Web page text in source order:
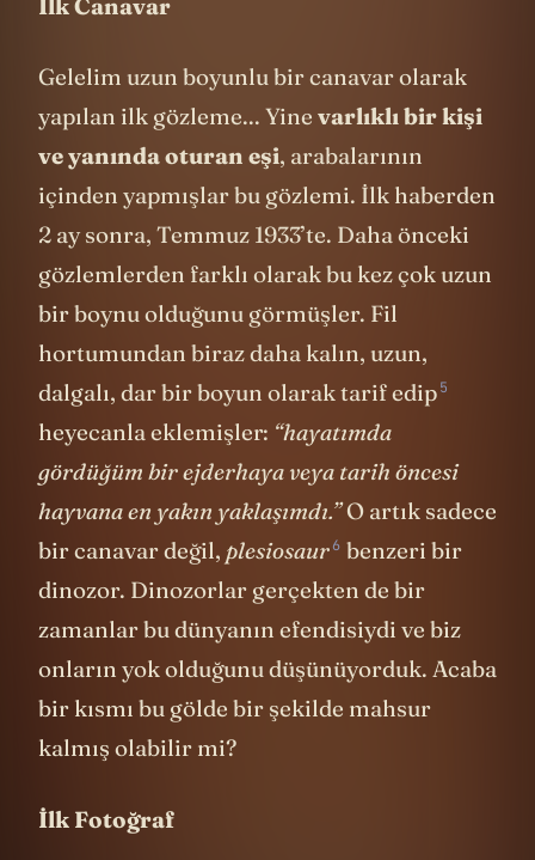
Gelelim uzun boyunlu bir canavar olarak
yapılan ilk gözleme... Yinevarlıklı bir kişi
ve yanında oturan eşi, arabalarının
içinden yapmışlar bu gözlemi. İlk haberden
2 ay sonra, Temmuz 1933’te. Daha önceki
gözlemlerden farklı olarak bu kez çok uzun
bir boynu olduğunu görmüşler. Fil
hortumundan biraz daha kalın, uzun,
dalgalı, dar bir boyun olaraktarif edip
heyecanla eklemişler:“hayatımda
gördüğüm bir ejderhaya veya tarih öncesi
hayvana en yakın yaklaşımdı.” O artık sadece
bir canavar değil,plesiosaur benzeri bir
dinozor. Dinozorlar gerçekten de bir
zamanlar bu dünyanın efendisiydi ve biz
onların yok olduğunu düşünüyorduk. Acaba
bir kısmı bu gölde bir şekilde mahsur